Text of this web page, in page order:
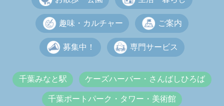
趣味・カルチャー ご案内
募集中！ 専門サービス
千葉みなと駅 ケーズハーバー・さんばしひろば
千葉ポートパーク・タワー・美術館